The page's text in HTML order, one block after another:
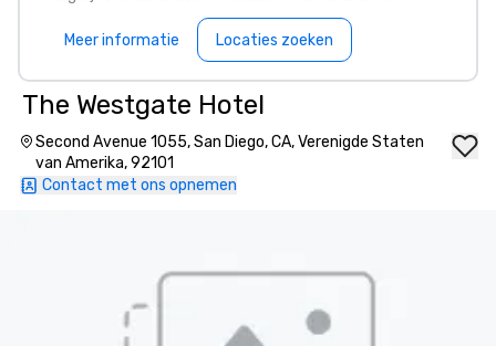
Meer informatie Locaties zoeken
The Westgate Hotel
Second Avenue 1055, San Diego, CA, Verenigde Staten
van Amerika, 92101
Contact met ons opnemen